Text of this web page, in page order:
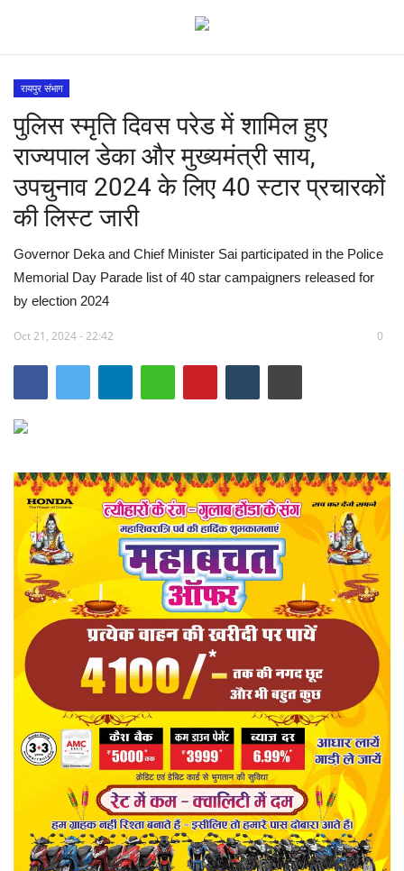
देश
मध्य प्रदेश
विश्व
मुख्य समाचार
विदेश
राष्ट्रीय
राज्य
व्यापार
संपादकीय
रोजगार
राजनीति
मैगज़ीन की लेख
प्रमुख खबर
हेल्थ
रायपुर संभाग
पुलिस स्मृति दिवस परेड में शामिल हुए
राज्यपाल डेका और मुख्यमंत्री साय,
उपचुनाव 2024 के लिए 40 स्टार प्रचारकों
की लिस्ट जारी
Governor Deka and Chief Minister Sai participated in the Police
Memorial Day Parade list of 40 star campaigners released for
by election 2024
Oct 21, 2024 - 22:42 0